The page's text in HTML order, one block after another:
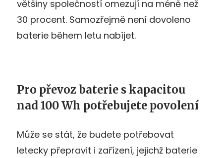
většiny společností omezují na méně než
30 procent. Samozřejmě není dovoleno
baterie během letu nabíjet.
Pro převoz baterie s kapacitou
nad 100 Wh potřebujete povolení
Může se stát, že budete potřebovat
letecky přepravit i zařízení, jejichž baterie